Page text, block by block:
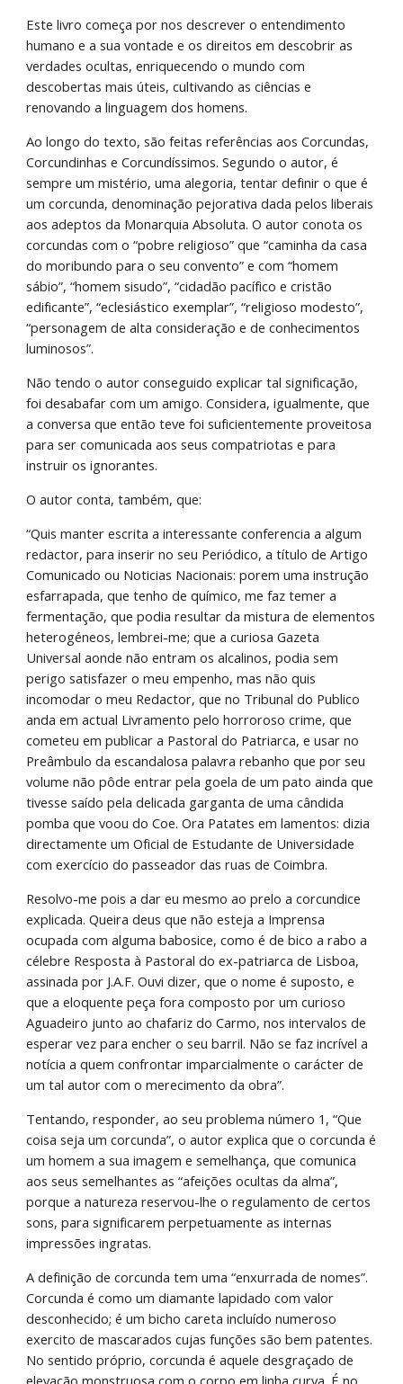
Este livro começa por nos descrever o entendimento
humano e a sua vontade e os direitos em descobrir as
verdades ocultas, enriquecendo o mundo com
descobertas mais úteis, cultivando as ciências e
renovando a linguagem dos homens.
Ao longo do texto, são feitas referências aos Corcundas,
Corcundinhas e Corcundíssimos. Segundo o autor, é
sempre um mistério, uma alegoria, tentar definir o que é
um corcunda, denominação pejorativa dada pelos liberais
aos adeptos da Monarquia Absoluta. O autor conota os
corcundas com o “pobre religioso” que “caminha da casa
do moribundo para o seu convento” e com “homem
sábio”, “homem sisudo”, “cidadão pacífico e cristão
edificante”, “eclesiástico exemplar”, “religioso modesto”,
“personagem de alta consideração e de conhecimentos
luminosos”.
Não tendo o autor conseguido explicar tal significação,
foi desabafar com um amigo. Considera, igualmente, que
a conversa que então teve foi suficientemente proveitosa
para ser comunicada aos seus compatriotas e para
instruir os ignorantes.
O autor conta, também, que:
“Quis manter escrita a interessante conferencia a algum
redactor, para inserir no seu Periódico, a título de Artigo
Comunicado ou Noticias Nacionais: porem uma instrução
esfarrapada, que tenho de químico, me faz temer a
fermentação, que podia resultar da mistura de elementos
heterogéneos, lembrei-me; que a curiosa Gazeta
Universal aonde não entram os alcalinos, podia sem
perigo satisfazer o meu empenho, mas não quis
incomodar o meu Redactor, que no Tribunal do Publico
anda em actual Livramento pelo horroroso crime, que
cometeu em publicar a Pastoral do Patriarca, e usar no
Preâmbulo da escandalosa palavra rebanho que por seu
volume não pôde entrar pela goela de um pato ainda que
tivesse saído pela delicada garganta de uma cândida
pomba que voou do Coe. Ora Patates em lamentos: dizia
directamente um Oficial de Estudante de Universidade
com exercício do passeador das ruas de Coimbra.
Resolvo-me pois a dar eu mesmo ao prelo a corcundice
explicada. Queira deus que não esteja a Imprensa
ocupada com alguma babosice, como é de bico a rabo a
célebre Resposta à Pastoral do ex-patriarca de Lisboa,
assinada por J.A.F. Ouvi dizer, que o nome é suposto, e
que a eloquente peça fora composto por um curioso
Aguadeiro junto ao chafariz do Carmo, nos intervalos de
esperar vez para encher o seu barril. Não se faz incrível a
notícia a quem confrontar imparcialmente o carácter de
um tal autor com o merecimento da obra”.
Tentando, responder, ao seu problema número 1, “Que
coisa seja um corcunda”, o autor explica que o corcunda é
um homem a sua imagem e semelhança, que comunica
aos seus semelhantes as “afeições ocultas da alma”,
porque a natureza reservou-lhe o regulamento de certos
sons, para significarem perpetuamente as internas
impressões ingratas.
A definição de corcunda tem uma “enxurrada de nomes”.
Corcunda é como um diamante lapidado com valor
desconhecido; é um bicho careta incluído numeroso
exercito de mascarados cujas funções são bem patentes.
No sentido próprio, corcunda é aquele desgraçado de
elevação monstruosa com o corpo em linha curva. É no